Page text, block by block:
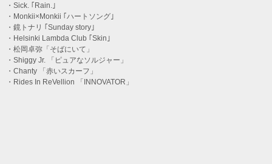
・Sick. ｢Rain.｣
・Monkii×Monkii ｢ハートソング｣
・鏡トナリ ｢Sunday story｣
・Helsinki Lambda Club ｢Skin｣
・松岡卓弥「そばにいて」
・Shiggy Jr. 「ピュアなソルジャー」
・Chanty 「赤いスカーフ」
・Rides In ReVellion 「INNOVATOR」